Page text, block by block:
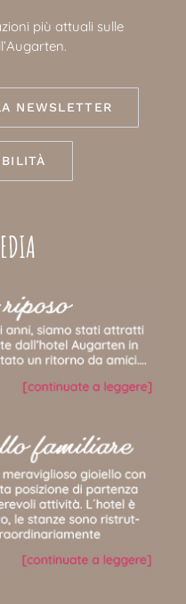
più attuali sulle
NEWSLETTER